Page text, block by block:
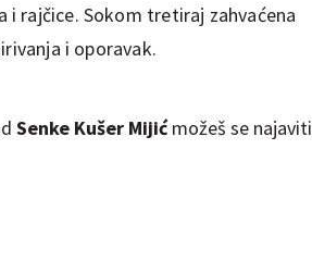
i rajčice. Sokom tretiraj zahvaćena
i oporavak.
Senke Kušer Mijićmožeš se najaviti